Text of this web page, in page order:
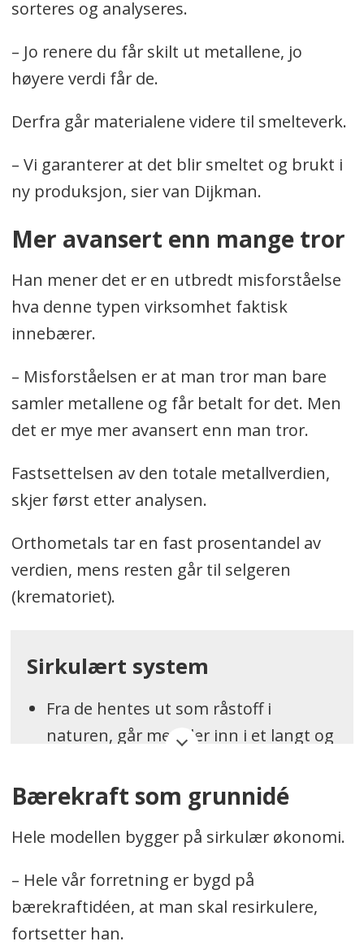
sorteres og analyseres.
– Jo renere du får skilt ut metallene, jo
høyere verdi får de.
Derfra går materialene videre til smelteverk.
– Vi garanterer at det blir smeltet og brukt i
ny produksjon, sier van Dijkman.
Mer avansert enn mange tror
Han mener det er en utbredt misforståelse
hva denne typen virksomhet faktisk
innebærer.
– Misforståelsen er at man tror man bare
samler metallene og får betalt for det. Men
det er mye mer avansert enn man tror.
Fastsettelsen av den totale metallverdien,
skjer først etter analysen.
Orthometals tar en fast prosentandel av
verdien, mens resten går til selgeren
(krematoriet).
Sirkulært system
Fra de hentes ut som råstoff i
naturen, går metaller inn i et langt og
titan og andre materialer utvinnes,
raffineres og formes til produkter
som i mange tilfeller får en medisinsk
funksjon – som implantater og
proteser i menneskekroppen.
Etter et liv i bruk følger de individet
Bærekraft som grunnidé
Hele modellen bygger på sirkulær økonomi.
– Hele vår forretning er bygd på
bærekraftidéen, at man skal resirkulere,
fortsetter han.